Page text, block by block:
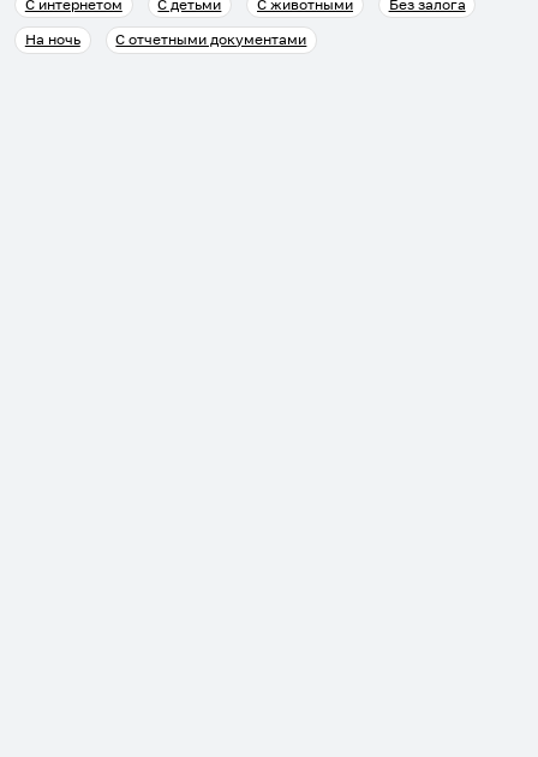
С интернетом
С детьми С животными
Без залога
На ночь
С отчетными документами